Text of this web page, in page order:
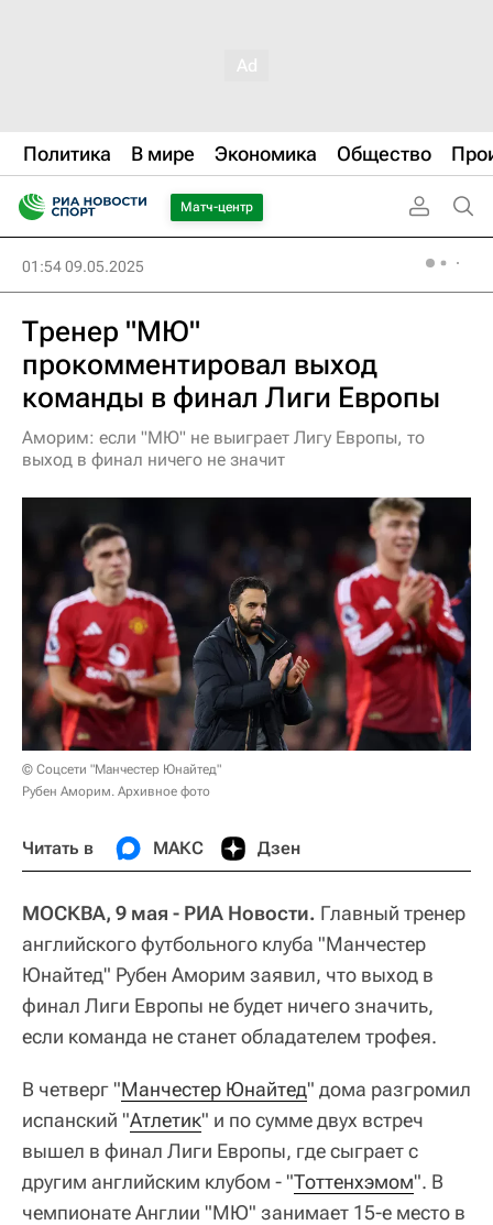
Политика В мире Экономика Общество
Матч-центр
01:54 09.05.2025
Тренер "МЮ"
прокомментировал выход
команды в финал Лиги Европы
Аморим: если "МЮ" не выиграет Лигу Европы, то
выход в финал ничего не значит
© Соцсети "Манчестер Юнайтед"
Рубен Аморим. Архивное фото
Читать в МАКС Дзен
МОСКВА, 9 мая - РИА Новости. Главный тренер
английского футбольного клуба "Манчестер
Юнайтед" Рубен Аморим заявил, что выход в
финал Лиги Европы не будет ничего значить,
если команда не станет обладателем трофея.
В четверг "Манчестер Юнайтед" дома разгромил
испанский "Атлетик" и по сумме двух встреч
вышел в финал Лиги Европы, где сыграет с
другим английским клубом - "Тоттенхэмом". В
чемпионате Англии "МЮ" занимает 15-е место в